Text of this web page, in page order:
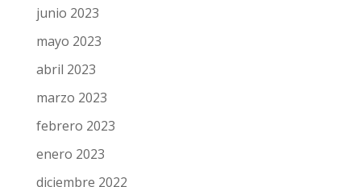
junio 2023
mayo 2023
abril 2023
marzo 2023
febrero 2023
enero 2023
diciembre 2022